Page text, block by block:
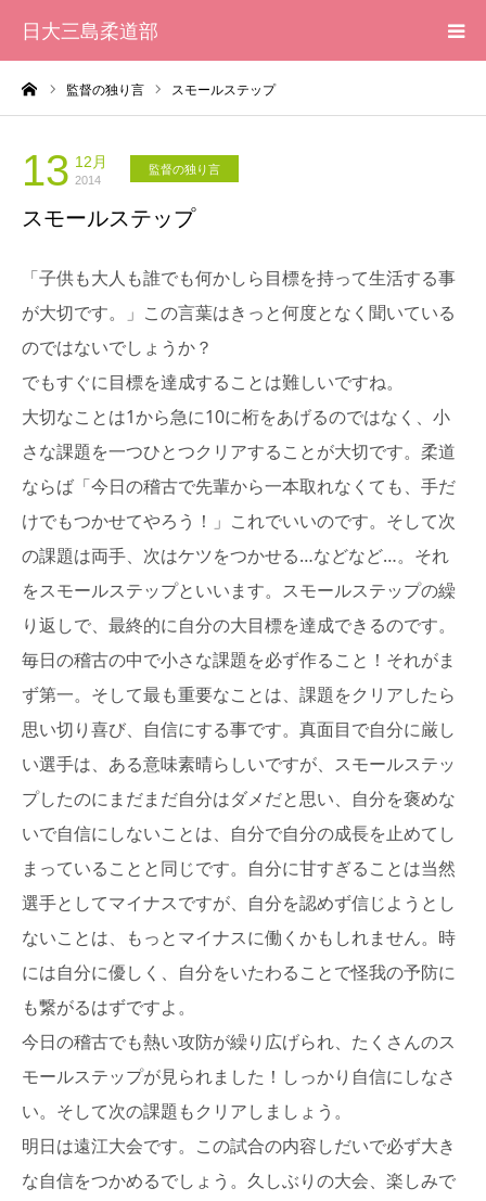
日大三島柔道部
監督の独り言 スモールステップ
13 12月
2014
監督の独り言
スモールステップ
「子供も大人も誰でも何かしら目標を持って生活する事
が大切です。」この言葉はきっと何度となく聞いている
のではないでしょうか？
でもすぐに目標を達成することは難しいですね。
大切なことは1から急に10に桁をあげるのではなく、小
さな課題を一つひとつクリアすることが大切です。柔道
ならば「今日の稽古で先輩から一本取れなくても、手だ
けでもつかせてやろう！」これでいいのです。そして次
の課題は両手、次はケツをつかせる…などなど…。それ
をスモールステップといいます。スモールステップの繰
り返しで、最終的に自分の大目標を達成できるのです。
毎日の稽古の中で小さな課題を必ず作ること！それがま
ず第一。そして最も重要なことは、課題をクリアしたら
思い切り喜び、自信にする事です。真面目で自分に厳し
い選手は、ある意味素晴らしいですが、スモールステッ
プしたのにまだまだ自分はダメだと思い、自分を褒めな
いで自信にしないことは、自分で自分の成長を止めてし
まっていることと同じです。自分に甘すぎることは当然
選手としてマイナスですが、自分を認めず信じようとし
ないことは、もっとマイナスに働くかもしれません。時
には自分に優しく、自分をいたわることで怪我の予防に
も繋がるはずですよ。
今日の稽古でも熱い攻防が繰り広げられ、たくさんのス
モールステップが見られました！しっかり自信にしなさ
い。そして次の課題もクリアしましょう。
明日は遠江大会です。この試合の内容しだいで必ず大き
な自信をつかめるでしょう。久しぶりの大会、楽しみで
HOME
柔道部 紹介
ブログ
大会記録
写真集